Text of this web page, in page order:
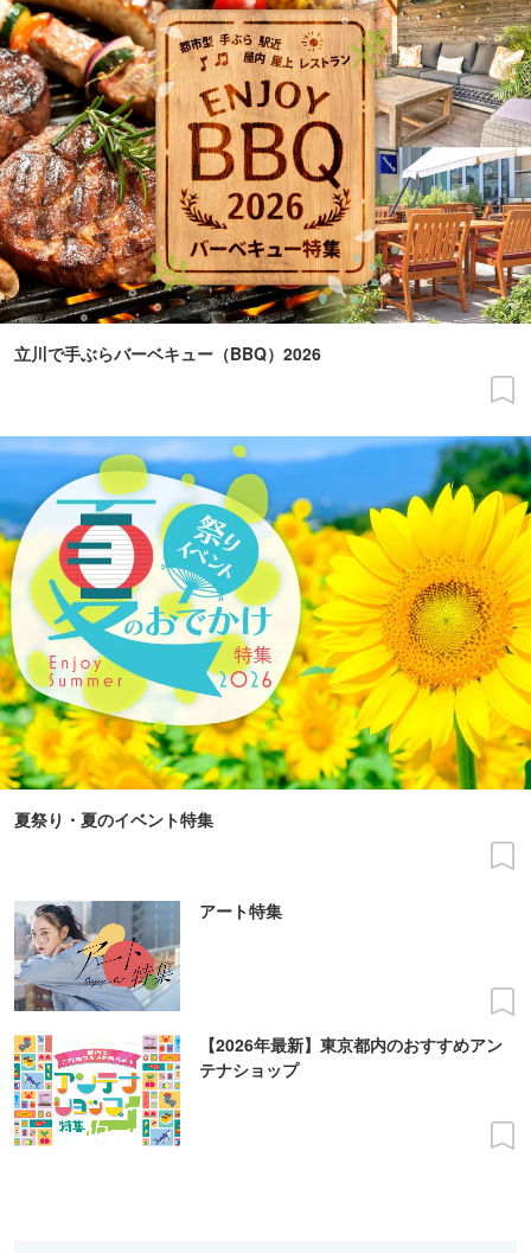
立川で手ぶらバーベキュー（BBQ）2026
夏祭り・夏のイベント特集
アート特集
【2026年最新】東京都内のおすすめアン
テナショップ